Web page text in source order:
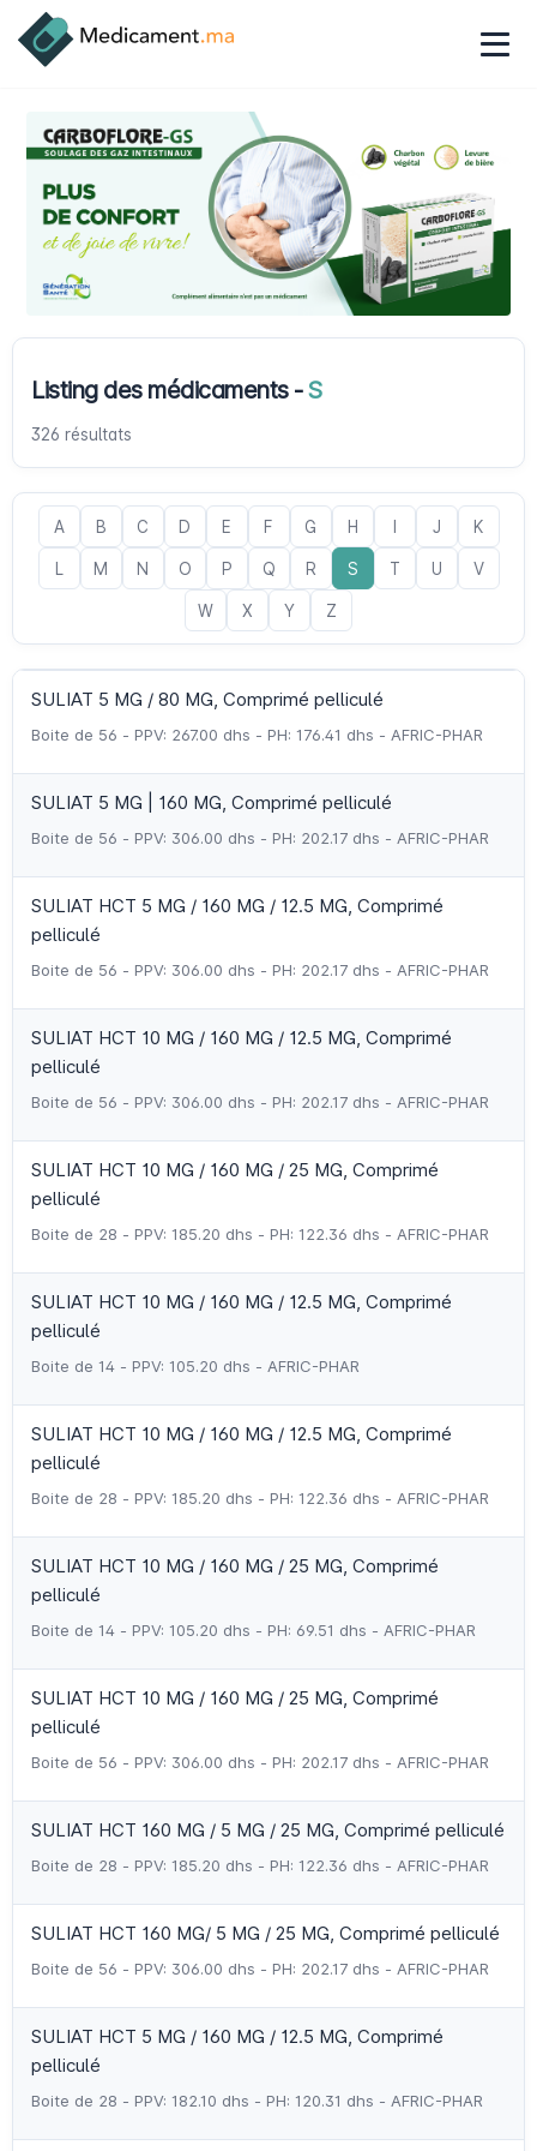
Listing des médicaments -S
326 résultats
A B C D E F G H I J K
L M N O P Q R S T U V
W X Y Z
SULIAT 5 MG / 80 MG, Comprimé pelliculé
Boite de 56 - PPV: 267.00 dhs - PH: 176.41 dhs - AFRIC-PHAR
SULIAT 5 MG | 160 MG, Comprimé pelliculé
Boite de 56 - PPV: 306.00 dhs - PH: 202.17 dhs - AFRIC-PHAR
SULIAT HCT 5 MG / 160 MG / 12.5 MG, Comprimé
pelliculé
Boite de 56 - PPV: 306.00 dhs - PH: 202.17 dhs - AFRIC-PHAR
SULIAT HCT 10 MG / 160 MG / 12.5 MG, Comprimé
pelliculé
Boite de 56 - PPV: 306.00 dhs - PH: 202.17 dhs - AFRIC-PHAR
SULIAT HCT 10 MG / 160 MG / 25 MG, Comprimé
pelliculé
Boite de 28 - PPV: 185.20 dhs - PH: 122.36 dhs - AFRIC-PHAR
SULIAT HCT 10 MG / 160 MG / 12.5 MG, Comprimé
pelliculé
Boite de 14 - PPV: 105.20 dhs - AFRIC-PHAR
SULIAT HCT 10 MG / 160 MG / 12.5 MG, Comprimé
pelliculé
Boite de 28 - PPV: 185.20 dhs - PH: 122.36 dhs - AFRIC-PHAR
SULIAT HCT 10 MG / 160 MG / 25 MG, Comprimé
pelliculé
Boite de 14 - PPV: 105.20 dhs - PH: 69.51 dhs - AFRIC-PHAR
SULIAT HCT 10 MG / 160 MG / 25 MG, Comprimé
pelliculé
Boite de 56 - PPV: 306.00 dhs - PH: 202.17 dhs - AFRIC-PHAR
SULIAT HCT 160 MG / 5 MG / 25 MG, Comprimé pelliculé
Boite de 28 - PPV: 185.20 dhs - PH: 122.36 dhs - AFRIC-PHAR
SULIAT HCT 160 MG/ 5 MG / 25 MG, Comprimé pelliculé
Boite de 56 - PPV: 306.00 dhs - PH: 202.17 dhs - AFRIC-PHAR
SULIAT HCT 5 MG / 160 MG / 12.5 MG, Comprimé
pelliculé
Boite de 28 - PPV: 182.10 dhs - PH: 120.31 dhs - AFRIC-PHAR